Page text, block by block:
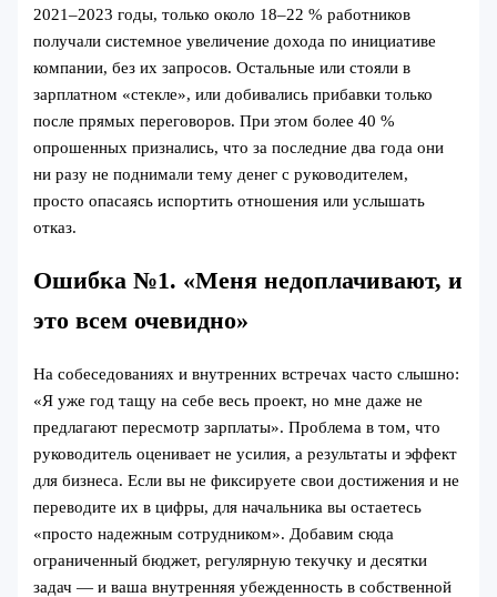
2021–2023 годы, только около 18–22 % работников
получали системное увеличение дохода по инициативе
компании, без их запросов. Остальные или стояли в
зарплатном «стекле», или добивались прибавки только
после прямых переговоров. При этом более 40 %
опрошенных признались, что за последние два года они
ни разу не поднимали тему денег с руководителем,
просто опасаясь испортить отношения или услышать
отказ.
Ошибка №1. «Меня недоплачивают, и
это всем очевидно»
На собеседованиях и внутренних встречах часто слышно:
«Я уже год тащу на себе весь проект, но мне даже не
предлагают пересмотр зарплаты». Проблема в том, что
руководитель оценивает не усилия, а результаты и эффект
для бизнеса. Если вы не фиксируете свои достижения и не
переводите их в цифры, для начальника вы остаетесь
«просто надежным сотрудником». Добавим сюда
ограниченный бюджет, регулярную текучку и десятки
задач — и ваша внутренняя убежденность в собственной